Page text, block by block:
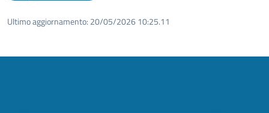
Ultimo aggiornamento: 20/05/2026 10:25.11